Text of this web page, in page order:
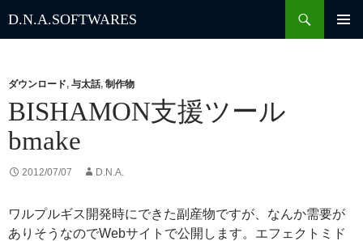
D.N.A.SOFTWARES
索
ン
ツ
へ
ス
キ
ッ
ダウンロード, 与太話, 制作物
BISHAMON支援ツール
bmake
2012/07/07 D.N.A.
ワルプルギス開発時にできた副産物ですが、なんか需要が
ありそうなのでWebサイトで公開します。エフェクトミド